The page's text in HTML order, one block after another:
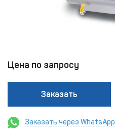
Цена по запросу
Заказать
Заказать через WhatsApp